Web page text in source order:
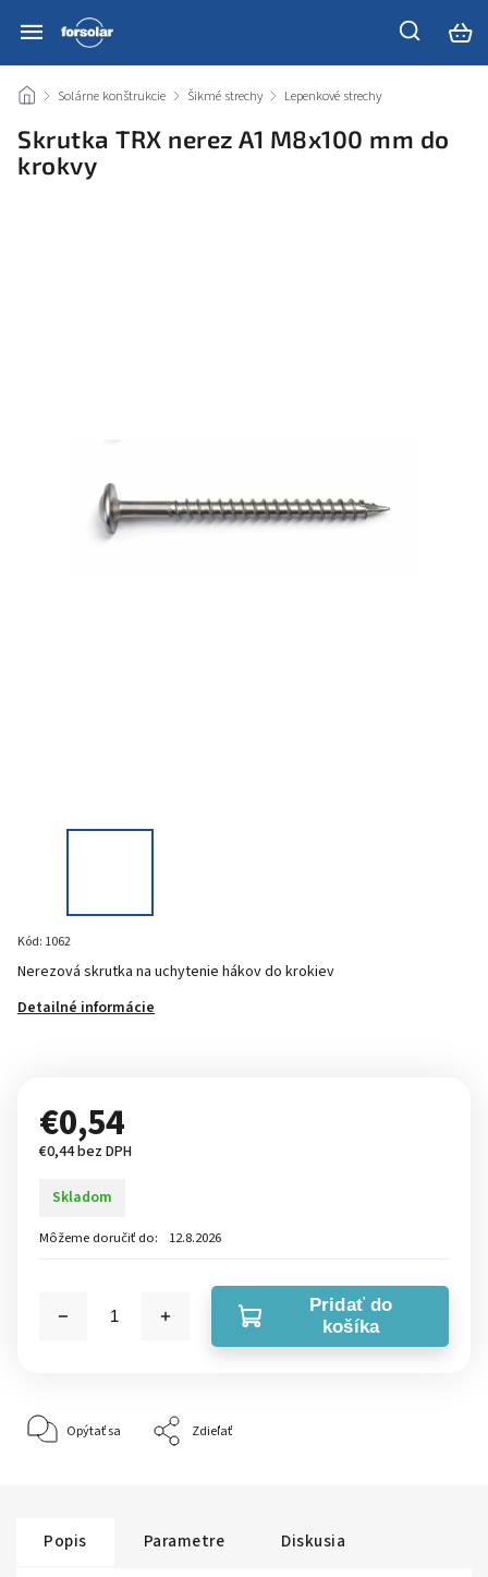
/ Solárne konštrukcie / Šikmé strechy / Lepenkové strechy
Skrutka TRX nerez A1 M8x100 mm do
krokvy
Kód: 1062
Nerezová skrutka na uchytenie hákov do krokiev
Detailné informácie
€0,54
€0,44 bez DPH
Skladom
Môžeme doručiť do: 12.8.2026
Pridať do
košíka
Opýtať sa Zdieľať
Popis Parametre Diskusia